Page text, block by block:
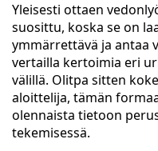
Yleisesti ottaen
suosittu, koska se on
ymmärrettävä ja antaa
vertailla kertoimia eri
välillä. Olitpa sitten
aloittelija, tämän
olennaista tietoon
tekemisessä.